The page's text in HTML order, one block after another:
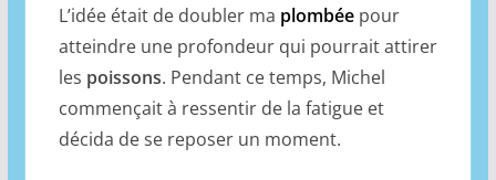
L’idée était de doubler ma plombéepour
atteindre une profondeur qui pourrait attirer
les poissons. Pendant ce temps, Michel
commençait à ressentir de la fatigue et
décida de se reposer un moment.